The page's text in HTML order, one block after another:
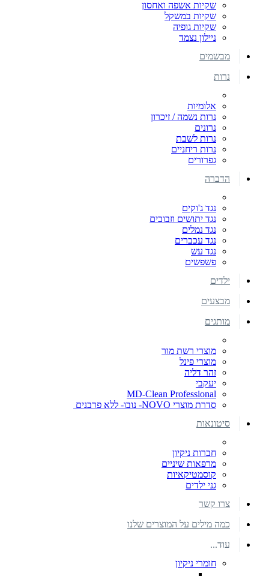
שקיות אשפה ואחסון
שקיות במשקל
שקיות גופיה
ניילון נצמד
מבשמים
נרות
אלומיות
נרות נשמה / זיכרון
נרונים
נרות לשבת
נרות ריחניים
גפרורים
הדברה
נגד ג'וקים
נגד יתושים וזבובים
נגד נמלים
נגד עכברים
נגד עש
פשפשים
ילדים
מבצעים
מותגים
מוצרי רשת מור
מוצרי פינל
זהר דליה
יעקבי
MD-Clean Professional
סדרת מוצרי NOVO- נובו- ללא פרבנים
סיטונאות
חברות ניקיון
מרפאות שיניים
קוסמטיקאיות
גני ילדים
צרו קשר
כמה מילים על המוצרים שלנו
עוד...
חומרי ניקיון